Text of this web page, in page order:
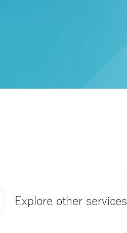
Explore other services